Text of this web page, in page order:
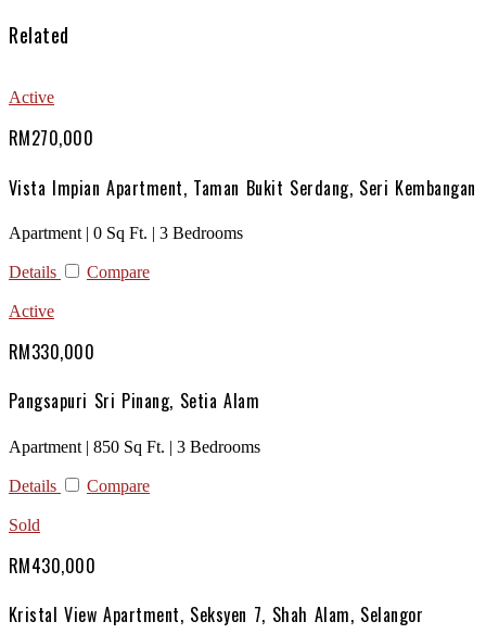
Related
Active
RM270,000
Vista Impian Apartment, Taman Bukit Serdang, Seri Kembangan
Apartment | 0 Sq Ft. | 3 Bedrooms
Details Compare
Active
RM330,000
Pangsapuri Sri Pinang, Setia Alam
Apartment | 850 Sq Ft. | 3 Bedrooms
Details Compare
Sold
RM430,000
Kristal View Apartment, Seksyen 7, Shah Alam, Selangor